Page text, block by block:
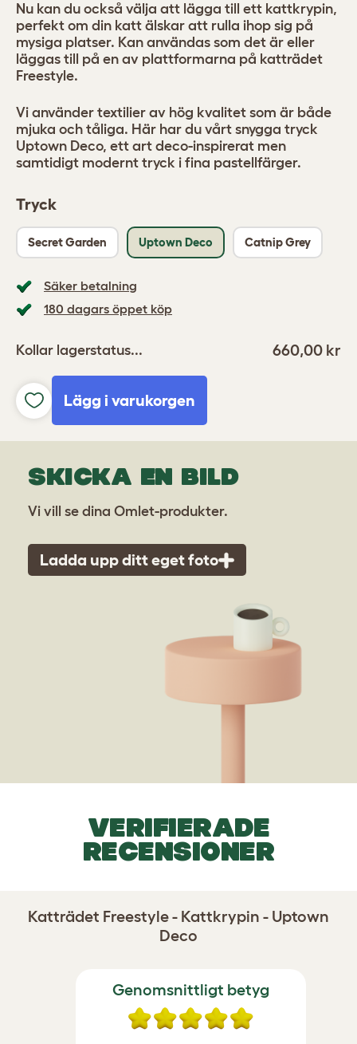
Tryck
Secret Garden Uptown Deco Catnip Grey
Säker betalning
180 dagars öppet köp
Kollar lagerstatus... 660,00 kr
Lägg i varukorgen
Nu kan du också välja att lägga till ett kattkrypin,
perfekt om din katt älskar att rulla ihop sig på
mysiga platser. Kan användas som det är eller
läggas till på en av plattformarna på katträdet
Freestyle.
Vi använder textilier av hög kvalitet som är både
mjuka och tåliga. Här har du vårt snygga tryck
Uptown Deco, ett art deco-inspirerat men
samtidigt modernt tryck i fina pastellfärger.
SKICKA EN BILD
Vi vill se dina Omlet-produkter.
Ladda upp ditt eget foto
VERIFIERADE
RECENSIONER
Katträdet Freestyle - Kattkrypin - Uptown
Deco
Genomsnittligt betyg